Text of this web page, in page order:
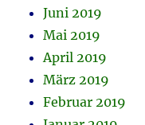
Juni 2019
Mai 2019
April 2019
März 2019
Februar 2019